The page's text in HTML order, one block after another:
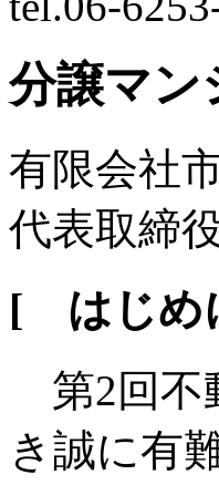
分譲マン
有限会社
代表取
[ はじ
第2回不
き誠に有